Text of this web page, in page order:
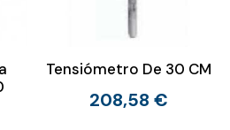
Tensiómetro De 30 CM
208,58 €